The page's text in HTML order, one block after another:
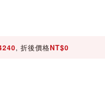
, 折後價格NT$0